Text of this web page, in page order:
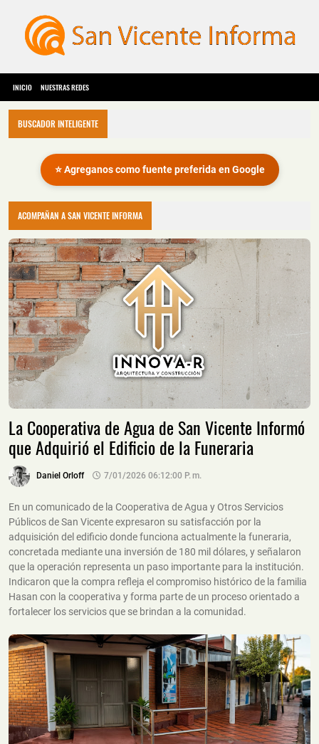
INICIO NUESTRAS REDES
BUSCADOR INTELIGENTE
⭐ Agreganos como fuente preferida en Google
ACOMPAÑAN A SAN VICENTE INFORMA
La Cooperativa de Agua de San Vicente Informó
que Adquirió el Edificio de la Funeraria
Daniel Orloff 7/01/2026 06:12:00 P. M.
En un comunicado de la Cooperativa de Agua y Otros Servicios
Públicos de San Vicente expresaron su satisfacción por la
adquisición del edificio donde funciona actualmente la funeraria,
concretada mediante una inversión de 180 mil dólares, y señalaron
que la operación representa un paso importante para la institución.
Indicaron que la compra refleja el compromiso histórico de la familia
Hasan con la cooperativa y forma parte de un proceso orientado a
fortalecer los servicios que se brindan a la comunidad.